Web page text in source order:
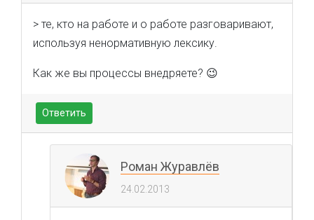
> те, кто на работе и о работе разговаривают,
используя ненормативную лексику.
Как же вы процессы внедряете? 😉
Ответить
Роман Журавлёв
24.02.2013